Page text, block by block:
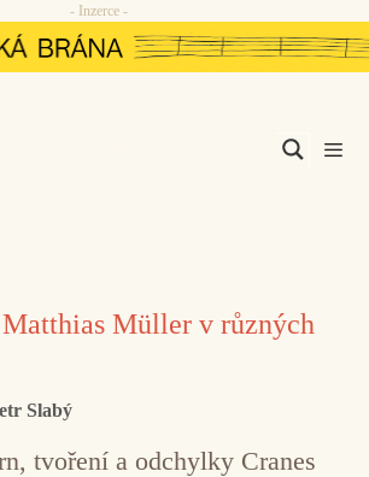
- Inzerce -
Müller v různých
Slabý
tvoření a odchylky Cranes